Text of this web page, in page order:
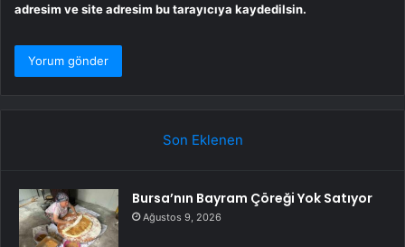
adresim ve site adresim bu tarayıcıya kaydedilsin.
Son Eklenen
Bursa’nın Bayram Çöreği Yok Satıyor
Ağustos 9, 2026